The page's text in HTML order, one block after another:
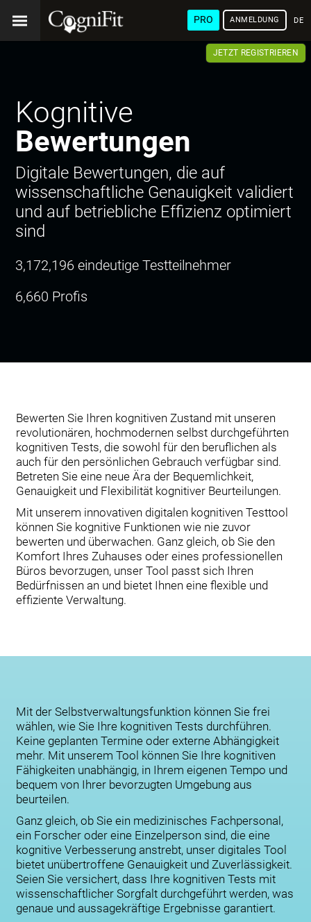
PRO ANMELDUNG
JETZT REGISTRIEREN
Kognitive
Bewertungen
Digitale Bewertungen, die auf
wissenschaftliche Genauigkeit validiert
und auf betriebliche Effizienz optimiert
sind
3,172,196 eindeutige Testteilnehmer
6,660 Profis
Bewerten Sie Ihren kognitiven Zustand mit unseren
revolutionären, hochmodernen selbst durchgeführten
kognitiven Tests, die sowohl für den beruflichen als
auch für den persönlichen Gebrauch verfügbar sind.
Betreten Sie eine neue Ära der Bequemlichkeit,
Genauigkeit und Flexibilität kognitiver Beurteilungen.
Mit unserem innovativen digitalen kognitiven Testtool
können Sie kognitive Funktionen wie nie zuvor
bewerten und überwachen. Ganz gleich, ob Sie den
Komfort Ihres Zuhauses oder eines professionellen
Büros bevorzugen, unser Tool passt sich Ihren
Bedürfnissen an und bietet Ihnen eine flexible und
effiziente Verwaltung.
Mit der Selbstverwaltungsfunktion können Sie frei
wählen, wie Sie Ihre kognitiven Tests durchführen.
Keine geplanten Termine oder externe Abhängigkeit
mehr. Mit unserem Tool können Sie Ihre kognitiven
Fähigkeiten unabhängig, in Ihrem eigenen Tempo und
bequem von Ihrer bevorzugten Umgebung aus
beurteilen.
Ganz gleich, ob Sie ein medizinisches Fachpersonal,
ein Forscher oder eine Einzelperson sind, die eine
kognitive Verbesserung anstrebt, unser digitales Tool
bietet unübertroffene Genauigkeit und Zuverlässigkeit.
Seien Sie versichert, dass Ihre kognitiven Tests mit
wissenschaftlicher Sorgfalt durchgeführt werden, was
genaue und aussagekräftige Ergebnisse garantiert.